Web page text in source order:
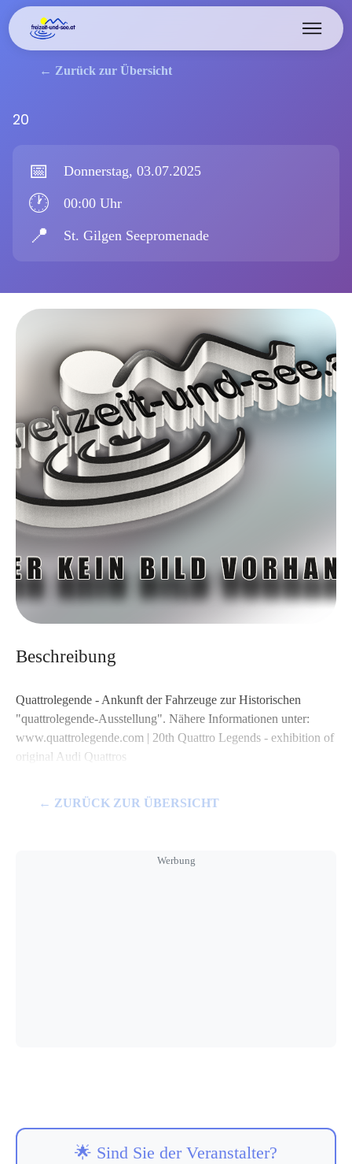
← Zurück zur Übersicht
20
📅 Donnerstag, 03.07.2025
🕐 00:00 Uhr
📍 St. Gilgen Seepromenade
Beschreibung
Quattrolegende - Ankunft der Fahrzeuge zur Historischen
"quattrolegende-Ausstellung". Nähere Informationen unter:
www.quattrolegende.com | 20th Quattro Legends - exhibition of
original Audi Quattros
← ZURÜCK ZUR ÜBERSICHT
Werbung
🌟 Sind Sie der Veranstalter?